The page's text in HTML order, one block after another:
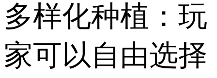
多样化种植：玩
家可以自由选择